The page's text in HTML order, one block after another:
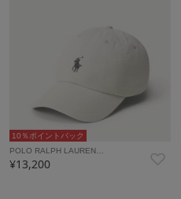
10％ポイントバック
POLO RALPH LAUREN…
¥13,200